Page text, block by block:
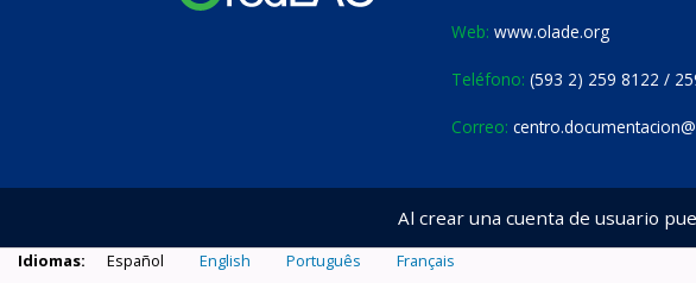
Web: www.olade.org
Teléfono: (593 2) 259 8122 /
Correo:
Al crear una cuenta de usuario
Idiomas: Español English Português Français